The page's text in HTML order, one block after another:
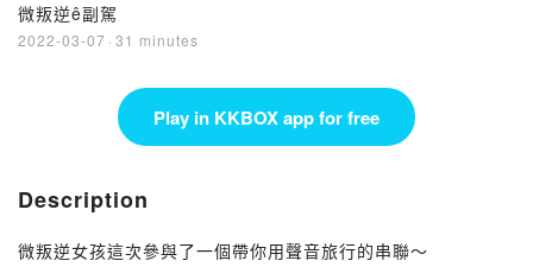
微叛逆ê副駕
2022-03-07 · 31 minutes
Play in KKBOX app for free
Description
微叛逆女孩這次參與了一個帶你用聲音旅行的串聯～